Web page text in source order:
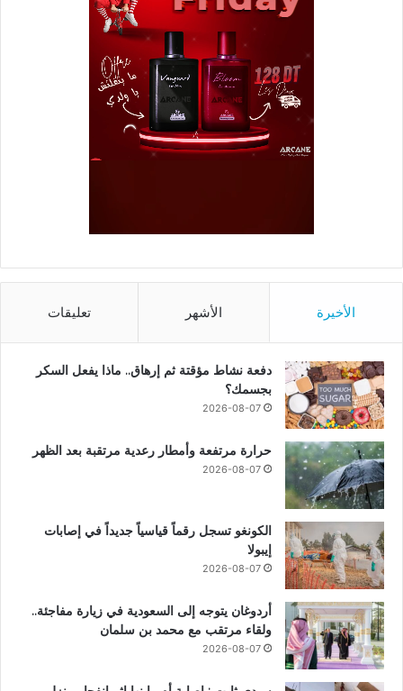
الأخيرة الأشهر تعليقات
دفعة نشاط مؤقتة ثم إرهاق.. ماذا يفعل السكر
بجسمك؟
2026-08-07
حرارة مرتفعة وأمطار رعدية مرتقبة بعد الظهر
2026-08-07
الكونغو تسجل رقماً قياسياً جديداً في إصابات
إيبولا
2026-08-07
أردوغان يتوجه إلى السعودية في زيارة مفاجئة..
ولقاء مرتقب مع محمد بن سلمان
2026-08-07